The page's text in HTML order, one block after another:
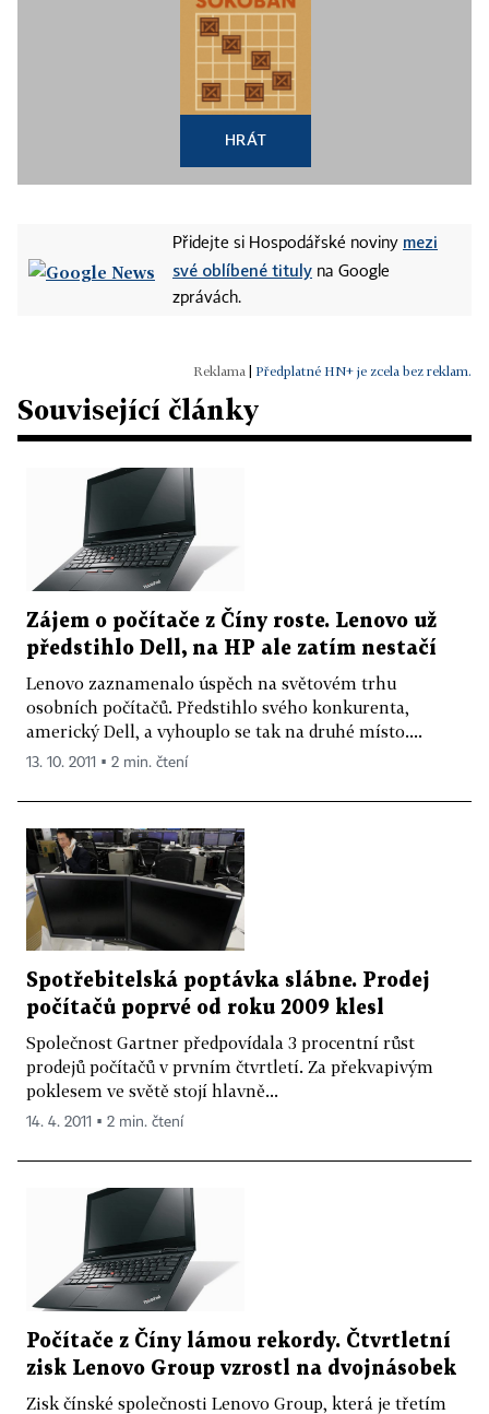
HRÁT
Přidejte si Hospodářské noviny mezi
své oblíbené tituly na Google
zprávách.
Předplatné HN+ je zcela bez reklam.
Související články
Zájem o počítače z Číny roste. Lenovo už
předstihlo Dell, na HP ale zatím nestačí
Lenovo zaznamenalo úspěch na světovém trhu
osobních počítačů. Předstihlo svého konkurenta,
americký Dell, a vyhouplo se tak na druhé místo....
13. 10. 2011 ▪ 2 min. čtení
Spotřebitelská poptávka slábne. Prodej
počítačů poprvé od roku 2009 klesl
Společnost Gartner předpovídala 3 procentní růst
prodejů počítačů v prvním čtvrtletí. Za překvapivým
poklesem ve světě stojí hlavně...
14. 4. 2011 ▪ 2 min. čtení
Počítače z Číny lámou rekordy. Čtvrtletní
zisk Lenovo Group vzrostl na dvojnásobek
Zisk čínské společnosti Lenovo Group, která je třetím